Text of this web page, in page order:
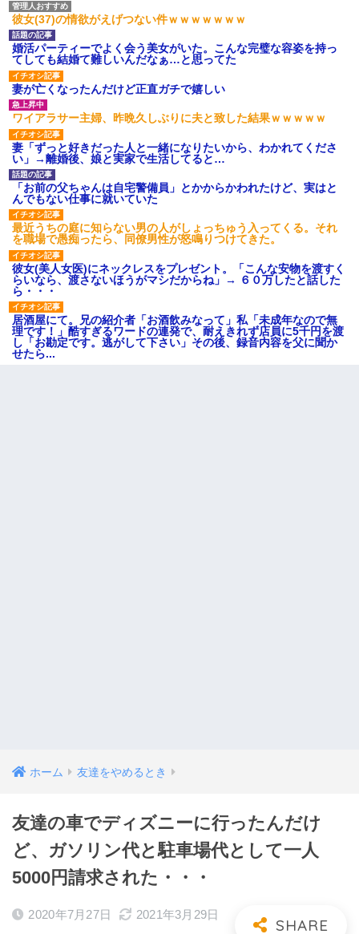
彼女(37)の情欲がえげつない件ｗｗｗｗｗｗｗ
婚活パーティーでよく会う美女がいた。こんな完璧な容姿を持っ
てしても結婚て難しいんだなぁ…と思ってた
妻が亡くなったんだけど正直ガチで嬉しい
ワイアラサー主婦、昨晩久しぶりに夫と致した結果ｗｗｗｗｗ
妻「ずっと好きだった人と一緒になりたいから、わかれてくださ
い」→離婚後、娘と実家で生活してると…
「お前の父ちゃんは自宅警備員」とかからかわれたけど、実はと
んでもない仕事に就いていた
最近うちの庭に知らない男の人がしょっちゅう入ってくる。それ
を職場で愚痴ったら、同僚男性が怒鳴りつけてきた。
彼女(美人女医)にネックレスをプレゼント。「こんな安物を渡すく
らいなら、渡さないほうがマシだからね」→ ６０万したと話した
ら・・・
居酒屋にて。兄の紹介者「お酒飲みなって」私「未成年なので無
理です！」酷すぎるワードの連発で、耐えきれず店員に5千円を渡
し「お勘定です。逃がして下さい」その後、録音内容を父に聞か
せたら...
ホーム 友達をやめるとき
友達の車でディズニーに行ったんだけ
ど、ガソリン代と駐車場代として一人
5000円請求された・・・
2020年7月27日 2021年3月29日